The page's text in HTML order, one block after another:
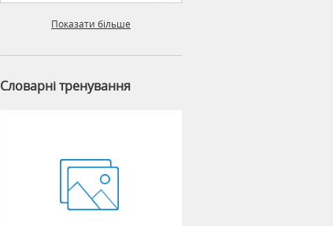
Показати більше
Словарні тренування